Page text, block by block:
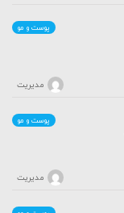
پوست و مو
مدیریت
پوست و مو
مدیریت